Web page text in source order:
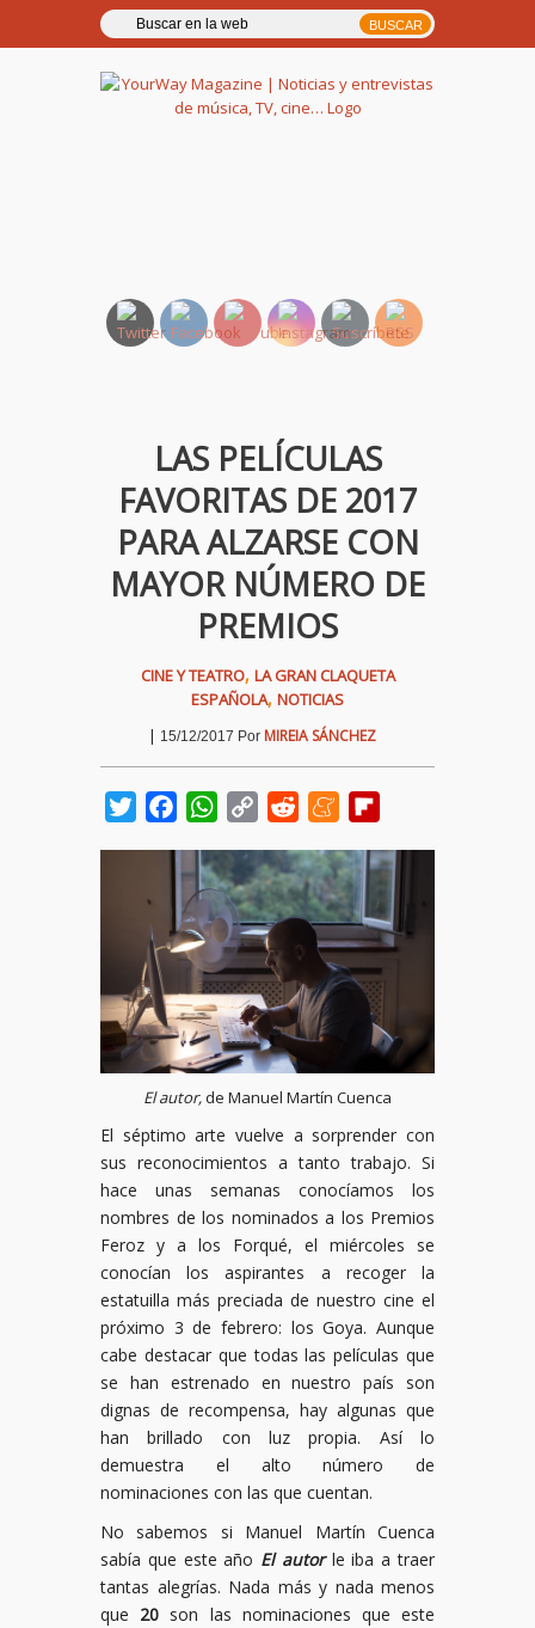
LAS PELÍCULAS
FAVORITAS DE 2017
PARA ALZARSE CON
MAYOR NÚMERO DE
PREMIOS
CINE Y TEATRO, LA GRAN CLAQUETA
ESPAÑOLA, NOTICIAS
| 15/12/2017 Por MIREIA SÁNCHEZ
TwitterFacebookWhatsApp
Copy
Reddit Meneame
El autor,de Manuel Martín Cuenca
El séptimo arte vuelve a sorprender con
sus reconocimientos a tanto trabajo. Si
hace unas semanas conocíamos los
nombres de los nominados a los Premios
Feroz y a los Forqué, el miércoles se
conocían los aspirantes a recoger la
estatuilla más preciada de nuestro cine el
próximo 3 de febrero: los Goya. Aunque
cabe destacar que todas las películas que
se han estrenado en nuestro país son
dignas de recompensa, hay algunas que
han brillado con luz propia. Así lo
demuestra el alto número de
nominaciones con las que cuentan.
No sabemos si Manuel Martín Cuenca
sabía que este año El autor le iba a traer
tantas alegrías. Nada más y nada menos
que 20 son las nominaciones que este